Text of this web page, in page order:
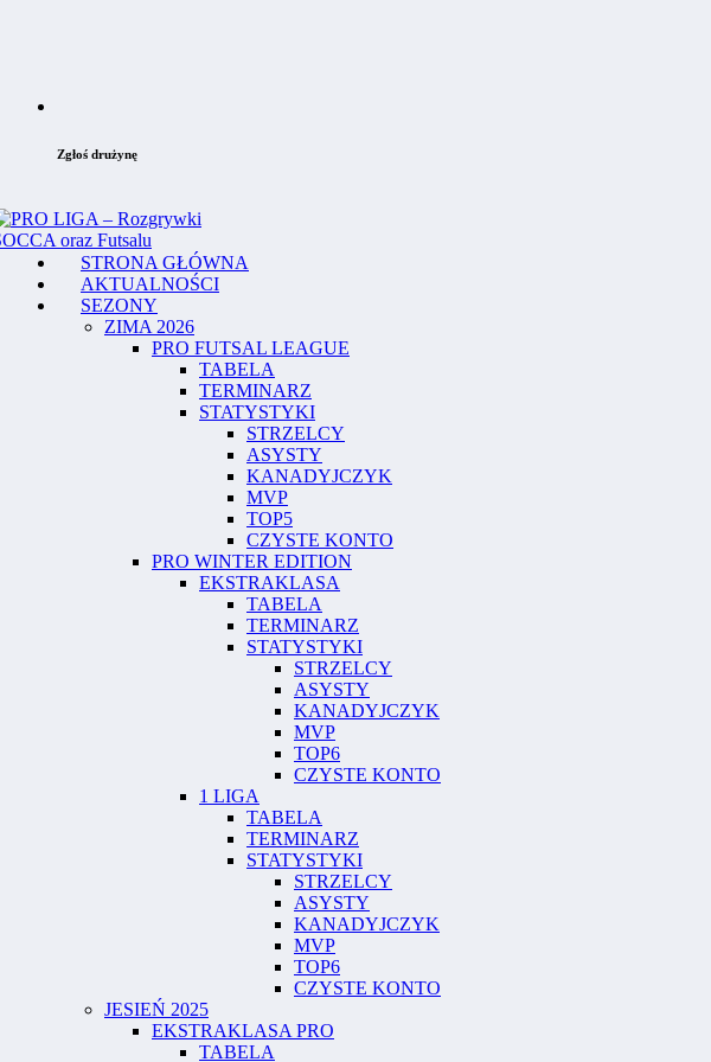
Zgłoś drużynę
STRONA GŁÓWNA
AKTUALNOŚCI
SEZONY
ZIMA 2026
PRO FUTSAL LEAGUE
TABELA
TERMINARZ
STATYSTYKI
STRZELCY
ASYSTY
KANADYJCZYK
MVP
TOP5
CZYSTE KONTO
PRO WINTER EDITION
EKSTRAKLASA
TABELA
TERMINARZ
STATYSTYKI
STRZELCY
ASYSTY
KANADYJCZYK
MVP
TOP6
CZYSTE KONTO
1 LIGA
TABELA
TERMINARZ
STATYSTYKI
STRZELCY
ASYSTY
KANADYJCZYK
MVP
TOP6
CZYSTE KONTO
JESIEŃ 2025
EKSTRAKLASA PRO
TABELA